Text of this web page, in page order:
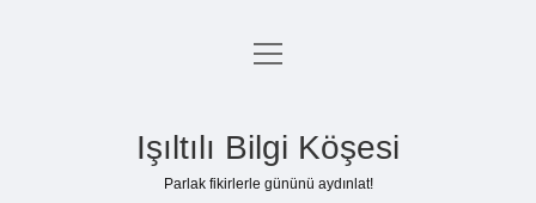
Anasayfa
Yasal Uyarı
menüyü
Işıltılı Bilgi Köşesi
Parlak fikirlerle gününü aydınlat!